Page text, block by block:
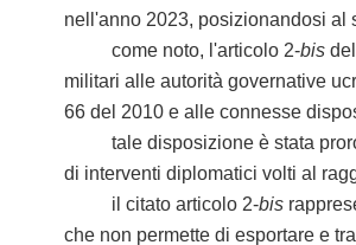
nell'anno 2023, posizionandosi al
come noto, l'articolo 2-bisdel
militari alle autorità governative
66 del 2010 e alle connesse
tale disposizione è stata
di interventi diplomatici volti al
il citato articolo 2-bis
che non permette di esportare e